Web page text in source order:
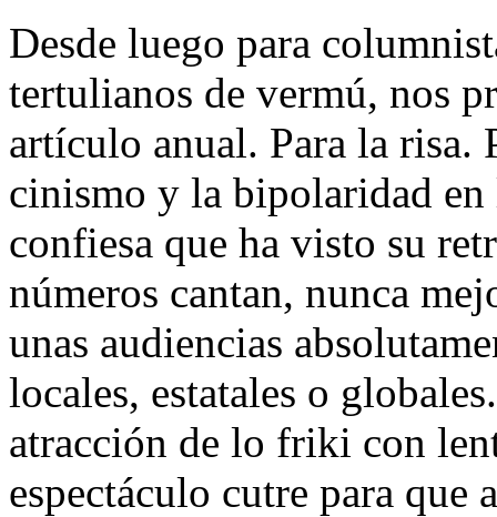
Desde luego para
tertulianos de vermú, nos
artículo anual. Para la risa.
cinismo y la bipolaridad en
confiesa que ha visto su
números cantan, nunca
unas audiencias
locales, estatales o
atracción de lo friki con
espectáculo cutre para que